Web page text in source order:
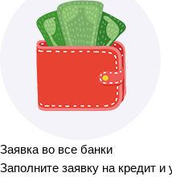
Заявка во все банки
Заполните заявку на кредит и